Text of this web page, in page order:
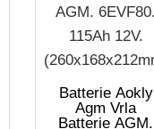
Batterie Aokly
Agm Vrla
Batterie AGM.